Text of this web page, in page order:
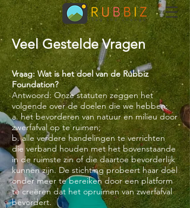
Veel Gestelde Vragen
Vraag: Wat is het doel van de Rubbiz
Foundation?
Antwoord: Onze statuten zeggen het
volgende over de doelen die we hebben:
a. het bevorderen van natuur en milieu door
zwerfafval op te ruimen;
b. alle verdere handelingen te verrichten
die verband houden met het bovenstaande
in de ruimste zin of die daartoe bevorderlijk
kunnen zijn. De stichting probeert haar doel
onder meer te bereiken door een platform
te creëren dat het opruimen van zwerfafval
bevordert.